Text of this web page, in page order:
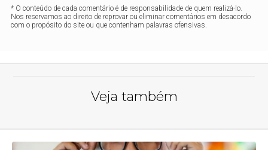
* O conteúdo de cada comentário é de responsabilidade de quem realizá-lo.
Nos reservamos ao direito de reprovar ou eliminar comentários em desacordo
com o propósito do site ou que contenham palavras ofensivas.
Veja também